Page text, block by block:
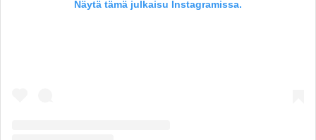
Näytä tämä julkaisu Instagramissa.